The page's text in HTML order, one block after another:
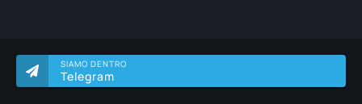
SIAMO DENTRO
Telegram